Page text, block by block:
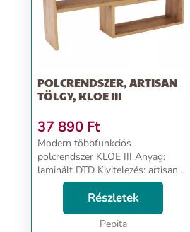
POLCRENDSZER, ARTISAN
TÖLGY, KLOE III
37 890 Ft
Modern többfunkciós
polcrendszer KLOE III Anyag:
laminált DTD Kivitelezés: artisan
125x24x83 cm Bontásban
szállítva....
Részletek
Pepita